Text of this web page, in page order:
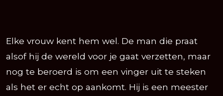
Elke vrouw kent hem wel. De man die praat
alsof hij de wereld voor je gaat verzetten, maar
nog te beroerd is om een vinger uit te steken
als het er echt op aankomt. Hij is een meester